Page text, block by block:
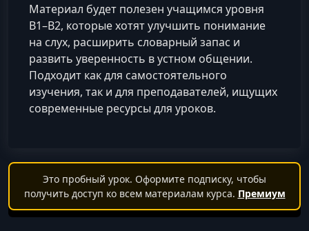
Материал будет полезен учащимся уровня
B1–B2, которые хотят улучшить понимание
на слух, расширить словарный запас и
развить уверенность в устном общении.
Подходит как для самостоятельного
изучения, так и для преподавателей, ищущих
современные ресурсы для уроков.
Это пробный урок. Оформите подписку, чтобы
получить доступ ко всем материалам курса. Премиум